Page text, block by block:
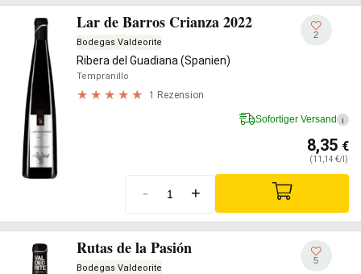
Lar de Barros Crianza 2022
Bodegas Valdeorite
Ribera del Guadiana (Spanien)
Tempranillo
1 Rezension
2
Sofortiger Versand i
8,35 €
(11,14 €/l)
- +
Rutas de la Pasión
Bodegas Valdeorite
5